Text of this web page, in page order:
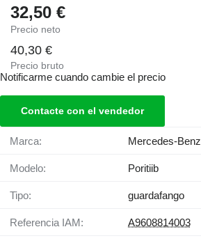
32,50 €
Precio neto
40,30 €
Precio bruto
Notificarme cuando cambie el precio
Contacte con el vendedor
Marca: Mercedes-Benz
Modelo: Poritiib
Tipo: guardafango
Referencia IAM: A9608814003